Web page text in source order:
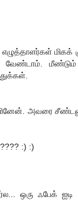
மிகக்
வேண்டாம்.
அவரை
:) :)
ஒரு ஃபேக்